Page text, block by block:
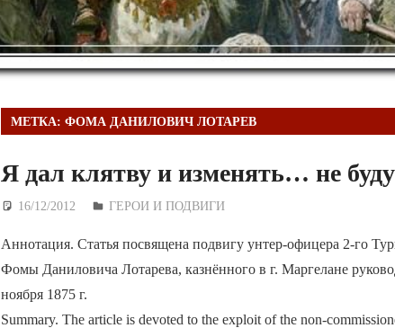
МЕТКА:ФОМА ДАНИЛОВИЧ ЛОТАРЕВ
Я дал клятву и изменять… не буду
16/12/2012 Дежурный по Редакции
ГЕРОИ И ПОДВИГИ
Аннотация. Статья посвящена подвигу унтер-офицера 2-го
Фомы Даниловича Лотарева, казнённого в г. Маргелане
ноября 1875 г.
Summary. The article is devoted to the exploit of the non-